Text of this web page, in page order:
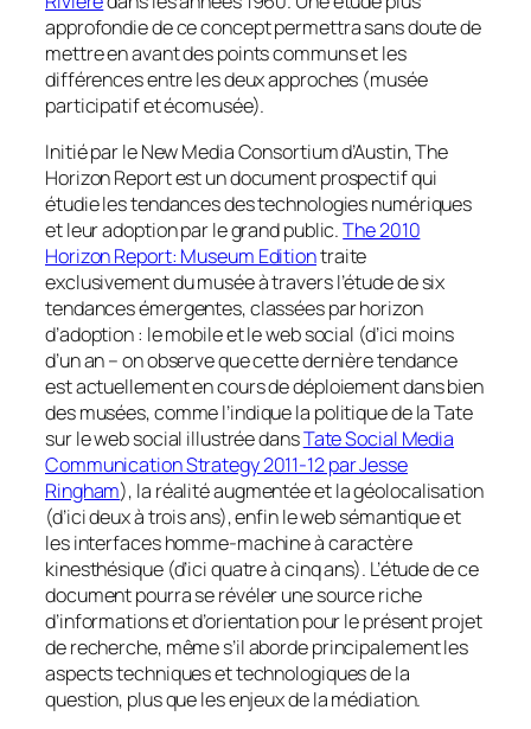
approfondie de ce concept permettra sans doute de
mettre en avant des points communs et les
différences entre les deux approches (musée
participatif et écomusée).
Initié par le New Media Consortium d’Austin, The
Horizon Report est un document prospectif qui
étudie les tendances des technologies numériques
et leur adoption par le grand public.The 2010
Horizon Report: Museum Editiontraite
exclusivement du musée à travers l’étude de six
tendances émergentes, classées par horizon
d’adoption : le mobile et le web social (d’ici moins
d’un an – on observe que cette dernière tendance
est actuellement en cours de déploiement dans bien
des musées, comme l’indique la politique de la Tate
sur le web social illustrée dansTate Social Media
Communication Strategy 2011-12 par Jesse
Ringham), la réalité augmentée et la géolocalisation
(d’ici deux à trois ans), enfin le web sémantique et
les interfaces homme-machine à caractère
kinesthésique (d’ici quatre à cinq ans). L’étude de ce
document pourra se révéler une source riche
d’informations et d’orientation pour le présent projet
de recherche, même s’il aborde principalement les
aspects techniques et technologiques de la
question, plus que les enjeux de la médiation.